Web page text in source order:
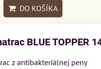
DO KOŠÍKA
BLUE TOPPER
z antibakteriálnej peny